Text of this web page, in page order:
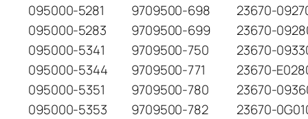
095000-5281
9709500-698
23670-
095000-5283
9709500-699
23670-
095000-5341
9709500-750
23670-
095000-5344
9709500-771
23670-
095000-5351
9709500-780
23670-
095000-5353
9709500-782
23670-